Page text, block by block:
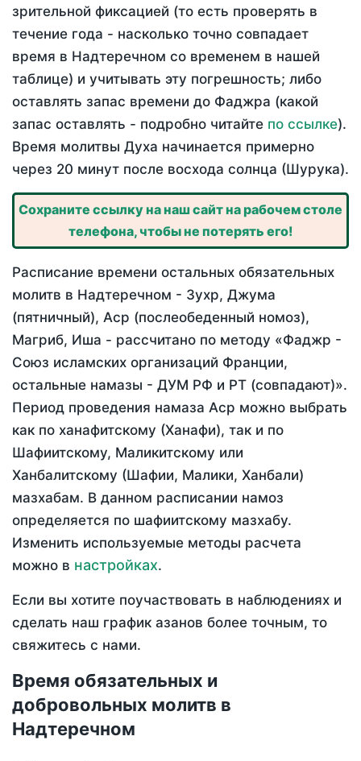
зрительной фиксацией (то есть проверять в
течение года - насколько точно совпадает
время в Надтеречном со временем в нашей
таблице) и учитывать эту погрешность; либо
оставлять запас времени до Фаджра (какой
запас оставлять - подробно читайте по ссылке).
Время молитвы Духа начинается примерно
через 20 минут после восхода солнца (Шурука).
Сохраните ссылку на наш сайт на рабочем столе
телефона, чтобы не потерять его!
Расписание времени остальных обязательных
молитв в Надтеречном - Зухр, Джума
(пятничный), Аср (послеобеденный номоз),
Магриб, Иша - рассчитано по методу «Фаджр -
Союз исламских организаций Франции,
остальные намазы - ДУМ РФ и РТ (совпадают)».
Период проведения намаза Аср можно выбрать
как по ханафитскому (Ханафи), так и по
Шафиитскому, Маликитскому или
Ханбалитскому (Шафии, Малики, Ханбали)
мазхабам. В данном расписании намоз
определяется по шафиитскому мазхабу.
Изменить используемые методы расчета
можно в настройках.
Если вы хотите поучаствовать в наблюдениях и
сделать наш график азанов более точным, то
свяжитесь с нами.
Время обязательных и
добровольных молитв в
Надтеречном